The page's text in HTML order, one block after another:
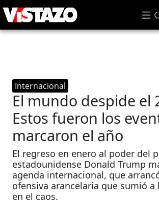
Internacional
El mundo despide el
Estos fueron los
marcaron el año
El regreso en enero al poder del
estadounidense Donald Trump
agenda internacional, que
ofensiva arancelaria que sumió a
en el caos.